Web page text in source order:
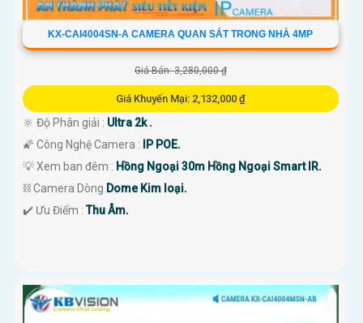
KX-CAI4004SN-A CAMERA QUAN SÁT TRONG NHÀ 4MP
Giá Bán: 3,280,000 ₫
Giá Khuyến Mại: 2,132,000 ₫
🔆 Độ Phân giải : Ultra 2k .
🌠 Công Nghệ Camera :
IP POE.
💡 Xem ban đêm : Hồng Ngoại 30m Hồng Ngoại Smart IR.
⛓ Camera Dòng Dome Kim loại.
️✔️ Ưu Điểm :Thu Âm.